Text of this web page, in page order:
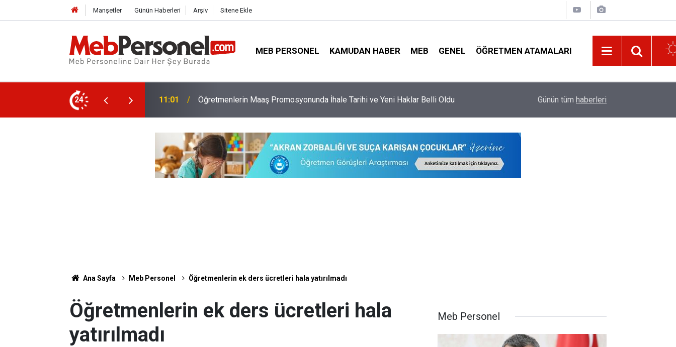
Manşetler Günün Haberleri Arşiv Sitene Ekle
MEB PERSONEL KAMUDAN HABER MEB GENEL ÖĞRETMEN ATAMALARI
24
İhale Tarihi ve Yeni Haklar Belli Oldu 10:32
Yeni Dönemde İdarecilerin ve Öğretmenlerin Alacakları Ek Ders Ücretleri
Hesaplandı
Bakan Yusuf Tekin Açıkladı: Müfredat Neden
Günün tüm haberleri
Ana Sayfa Meb Personel Öğretmenlerin ek ders ücretleri hala yatırılmadı
Öğretmenlerin ek ders ücretleri hala
yatırılmadı
Meb Personel